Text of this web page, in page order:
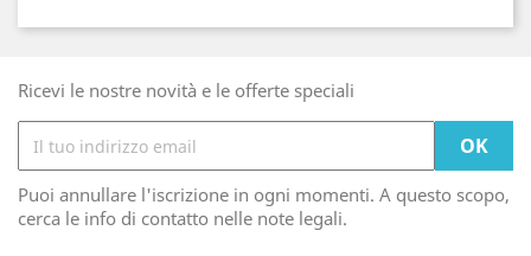
Ricevi le nostre novità e le offerte speciali
Puoi annullare l'iscrizione in ogni momenti. A questo scopo,
cerca le info di contatto nelle note legali.